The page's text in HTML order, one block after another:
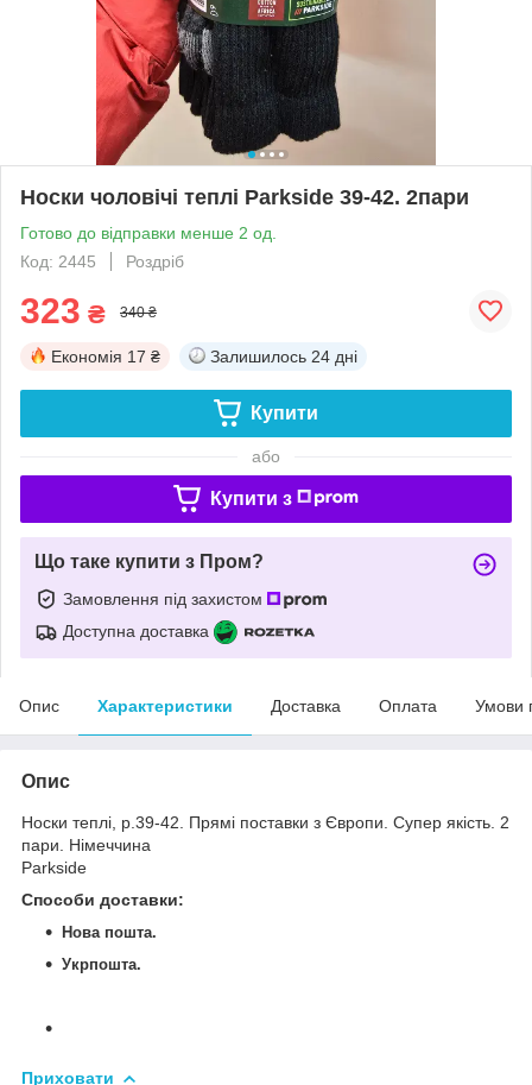
Носки чоловічі теплі Parkside 39-42. 2пари
Готово до відправки менше 2 од.
Код: 2445
Роздріб
323 ₴ 340 ₴
Економія 17 ₴ Залишилось 24 дні
Купити
або
Купити з
Що таке купити з Пром?
Замовлення під захистом
Доступна доставка
Опис Характеристики Доставка Оплата Умови
Опис
Носки теплі, р.39-42. Прямі поставки з Європи. Супер якість. 2
пари. Німеччина
Parkside
Способи доставки:
Нова пошта.
Укрпошта.
Приховати